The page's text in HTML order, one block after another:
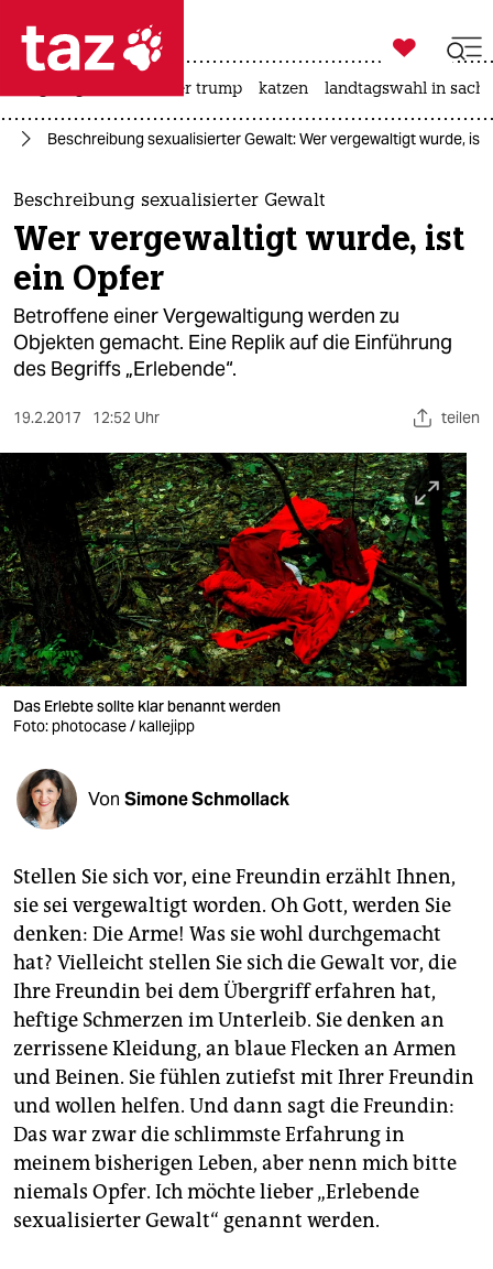
 taz zahl ich
taz zahl ich
themen
politik
öko
gesellschaft
sport
nord
wahrheit
verlag
verlag
veranstaltungen
shop
fragen & hilfe
unterstützen
abo
genossenschaft
epaper login

taz zahl ich
usa unter trump katzen landtagswahl in
Beschreibung sexualisierter Gewalt: Wer vergewaltigt wurde, ist
Beschreibung sexualisierter Gewalt
Wer vergewaltigt wurde, ist
ein Opfer
Betroffene einer Vergewaltigung werden zu
Objekten gemacht. Eine Replik auf die Einführung
des Begriffs „Erlebende“.
19.2.2017 12:52 Uhr teilen
Das Erlebte sollte klar benannt werden
Foto: photocase / kallejipp
Von Simone Schmollack
Stellen Sie sich vor, eine Freundin erzählt Ihnen,
sie sei vergewaltigt worden. Oh Gott, werden Sie
denken: Die Arme! Was sie wohl durchgemacht
hat? Vielleicht stellen Sie sich die Gewalt vor, die
Ihre Freundin bei dem Übergriff erfahren hat,
heftige Schmerzen im Unterleib. Sie denken an
zerrissene Kleidung, an blaue Flecken an Armen
und Beinen. Sie fühlen zutiefst mit Ihrer Freundin
und wollen helfen. Und dann sagt die Freundin:
Das war zwar die schlimmste Erfahrung in
meinem bisherigen Leben, aber nenn mich bitte
niemals Opfer. Ich möchte lieber „Erlebende
sexualisierter Gewalt“ genannt werden.